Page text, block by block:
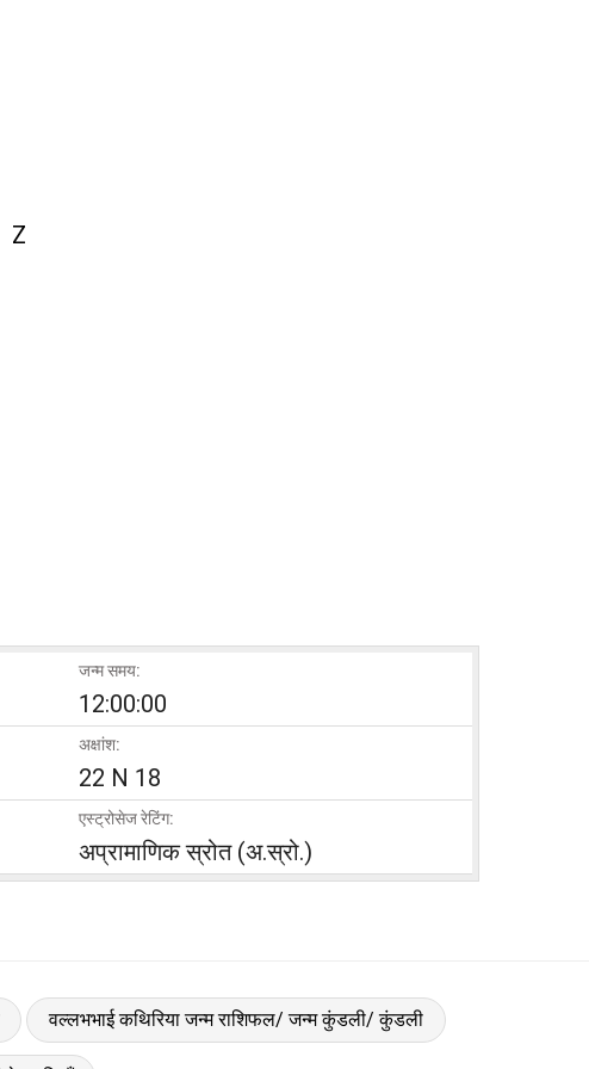
Z
जन्म समय:
12:00:00
अक्षांश:
22 N 18
एस्ट्रोसेज रेटिंग:
अप्रामाणिक स्रोत (अ.स्रो.)
वल्लभभाई कथिरिया जन्म राशिफल/ जन्म कुंडली/ कुंडली